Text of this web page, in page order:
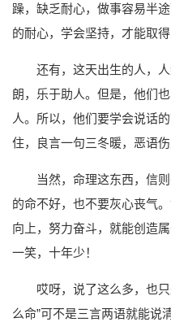
躁，缺乏耐心，做事容易半
的耐心，学会坚持，才能取得
还有，这天出生的人，
朗，乐于助人。但是，他们
人。所以，他们要学会说话
住，良言一句三冬暖，恶语伤
当然，命理这东西，信
的命不好，也不要灰心丧气
向上，努力奋斗，就能创造
一笑，十年少！
哎呀，说了这么多，也
么命”可不是三言两语就能说